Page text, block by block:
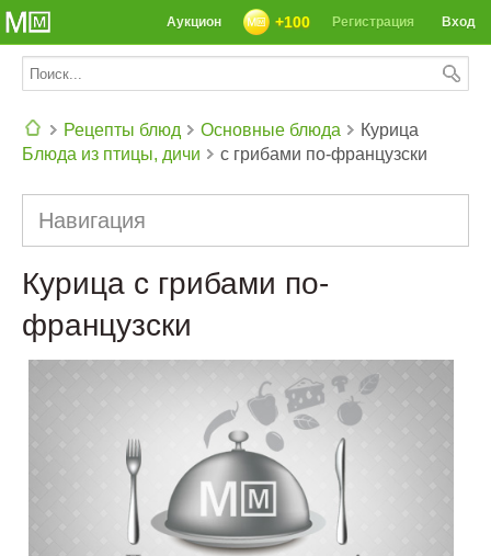
Вход
Регистрация
+100
Аукцион
Рецепты блюд
Основные блюда
Блюда из птицы, дичи
Курица
с грибами по-французски
Навигация
Курица с грибами по-
французски